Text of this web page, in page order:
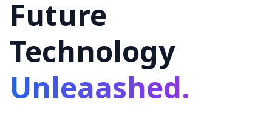
Future
Technology
Unleaashed.